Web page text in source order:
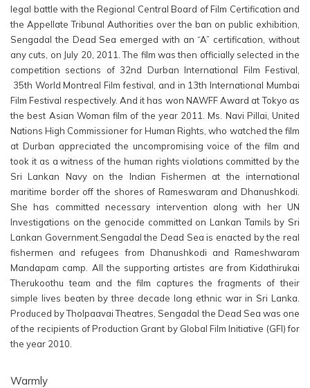
legal battle with the Regional Central Board of Film Certification and
the Appellate Tribunal Authorities over the ban on public exhibition,
Sengadal the Dead Sea emerged with an “A” certification, without
any cuts, on July 20, 2011. The film was then officially selected in the
competition sections of 32nd Durban International Film Festival,
35th World Montreal Film festival, and in 13th International Mumbai
Film Festival respectively. And it has won NAWFF Award at Tokyo as
the best Asian Woman film of the year 2011. Ms. Navi Pillai, United
Nations High Commissioner for Human Rights, who watched the film
at Durban appreciated the uncompromising voice of the film and
took it as a witness of the human rights violations committed by the
Sri Lankan Navy on the Indian Fishermen at the international
maritime border off the shores of Rameswaram and Dhanushkodi.
She has committed necessary intervention along with her UN
Investigations on the genocide committed on Lankan Tamils by Sri
Lankan Government.Sengadal the Dead Sea is enacted by the real
fishermen and refugees from Dhanushkodi and Rameshwaram
Mandapam camp. All the supporting artistes are from Kidathirukai
Therukoothu team and the film captures the fragments of their
simple lives beaten by three decade long ethnic war in Sri Lanka.
Produced by Tholpaavai Theatres, Sengadal the Dead Sea was one
of the recipients of Production Grant by Global Film Initiative (GFI) for
the year 2010.
Warmly